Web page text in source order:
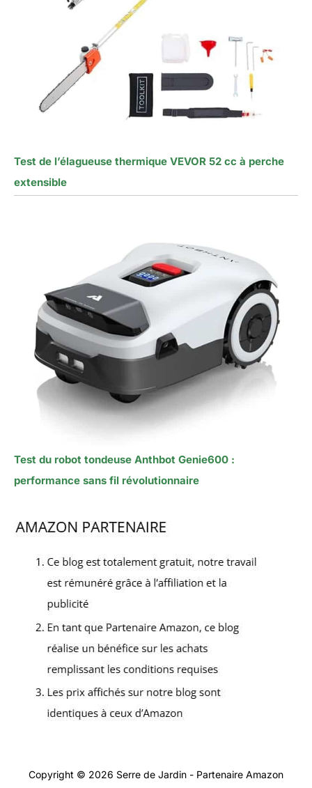
Test de l’élagueuse thermique VEVOR 52 cc à perche
extensible
Test du robot tondeuse Anthbot Genie600 :
performance sans fil révolutionnaire
Copyright © 2026 Serre de Jardin - Partenaire Amazon